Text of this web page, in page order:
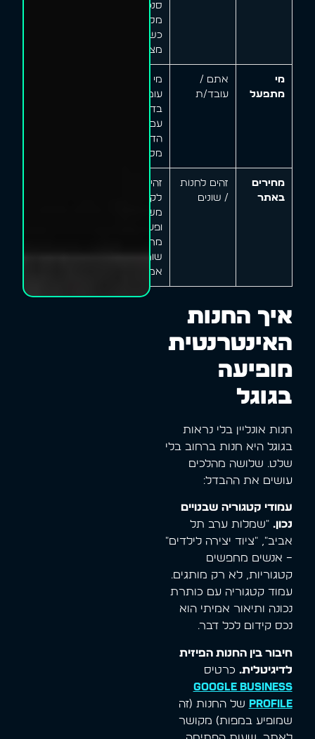
סנכרון
מלא
כשההיקף
מצדיק
מי
מתפעל
אתם /
עובד/ת
מי שכבר
עומד
בדלפק –
עם
הדרכה
מסודרת
מחירים
באתר
זהים לחנות
/ שונים
זהים –
לקוחות
משווים,
ופער
מחירים
שורף
אמון
איך החנות
האינטרנטית
מופיעה
בגוגל
חנות אונליין בלי נראות
בגוגל היא חנות ברחוב בלי
שלט. שלושה מהלכים
עושים את ההבדל:
עמודי קטגוריה שבנויים
נכון. "שמלות ערב תל
אביב", "ציוד יצירה לילדים"
– אנשים מחפשים
קטגוריות, לא רק מותגים.
עמוד קטגוריה עם כותרת
נכונה ותיאור אמיתי הוא
נכס קידום לכל דבר.
חיבור בין החנות הפיזית
לדיגיטלית. כרטיס
Google Business
Profile של החנות (זה
שמופיע במפות) מקושר